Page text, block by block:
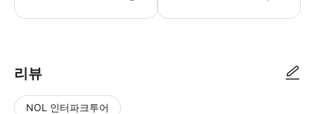
리뷰
NOL 인터파크투어